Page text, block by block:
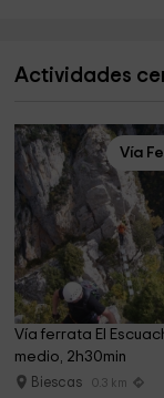
Actividades
Vía
Vía ferrata El
medio, 2h30min
Biescas 0.3 km